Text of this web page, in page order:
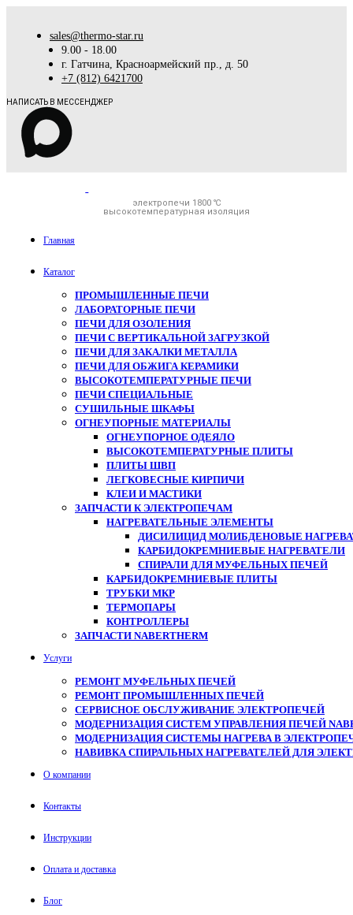
sales@thermo-star.ru
9.00 - 18.00
г. Гатчина, Красноармейский пр., д. 50
+7 (812) 6421700
НАПИСАТЬ В МЕССЕНДЖЕР
электропечи 1800 ℃
высокотемпературная изоляция
Главная
Каталог
ПРОМЫШЛЕННЫЕ ПЕЧИ
ЛАБОРАТОРНЫЕ ПЕЧИ
ПЕЧИ ДЛЯ ОЗОЛЕНИЯ
ПЕЧИ С ВЕРТИКАЛЬНОЙ ЗАГРУЗКОЙ
ПЕЧИ ДЛЯ ЗАКАЛКИ МЕТАЛЛА
ПЕЧИ ДЛЯ ОБЖИГА КЕРАМИКИ
ВЫСОКОТЕМПЕРАТУРНЫЕ ПЕЧИ
ПЕЧИ СПЕЦИАЛЬНЫЕ
СУШИЛЬНЫЕ ШКАФЫ
ОГНЕУПОРНЫЕ МАТЕРИАЛЫ
ОГНЕУПОРНОЕ ОДЕЯЛО
ВЫСОКОТЕМПЕРАТУРНЫЕ ПЛИТЫ
ПЛИТЫ ШВП
ЛЕГКОВЕСНЫЕ КИРПИЧИ
КЛЕИ И МАСТИКИ
ЗАПЧАСТИ К ЭЛЕКТРОПЕЧАМ
НАГРЕВАТЕЛЬНЫЕ ЭЛЕМЕНТЫ
ДИСИЛИЦИД МОЛИБДЕНОВЫЕ
КАРБИДОКРЕМНИЕВЫЕ НАГРЕВАТЕЛИ
СПИРАЛИ ДЛЯ МУФЕЛЬНЫХ ПЕЧЕЙ
КАРБИДОКРЕМНИЕВЫЕ ПЛИТЫ
ТРУБКИ МКР
ТЕРМОПАРЫ
КОНТРОЛЛЕРЫ
ЗАПЧАСТИ NABERTHERM
Услуги
РЕМОНТ МУФЕЛЬНЫХ ПЕЧЕЙ
РЕМОНТ ПРОМЫШЛЕННЫХ ПЕЧЕЙ
СЕРВИСНОЕ ОБСЛУЖИВАНИЕ ЭЛЕКТРОПЕЧЕЙ
МОДЕРНИЗАЦИЯ СИСТЕМ УПРАВЛЕНИЯ ПЕЧЕЙ
МОДЕРНИЗАЦИЯ СИСТЕМЫ НАГРЕВА В
НАВИВКА СПИРАЛЬНЫХ НАГРЕВАТЕЛЕЙ ДЛЯ
О компании
Контакты
Инструкции
Оплата и доставка
Блог